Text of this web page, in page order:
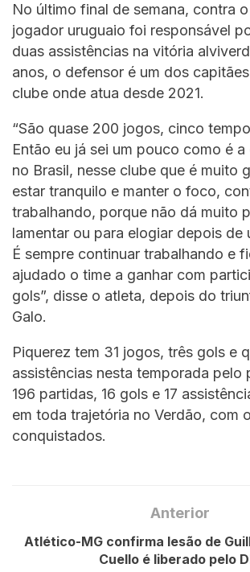
No último final de semana, contra
jogador uruguaio foi responsável
duas assistências na vitória
anos, o defensor é um dos
clube onde atua desde 2021.
“São quase 200 jogos, cinco
Então eu já sei um pouco como é a
no Brasil, nesse clube que é muito
estar tranquilo e manter o foco,
trabalhando, porque não dá muito
lamentar ou para elogiar depois de
É sempre continuar trabalhando e
ajudado o time a ganhar com
gols”, disse o atleta, depois do
Galo.
Piquerez tem 31 jogos, três gols e
assistências nesta temporada pelo
196 partidas, 16 gols e 17
em toda trajetória no Verdão, com
conquistados.
Anterior
Atlético-MG confirma lesão de
Cuello é liberado pelo